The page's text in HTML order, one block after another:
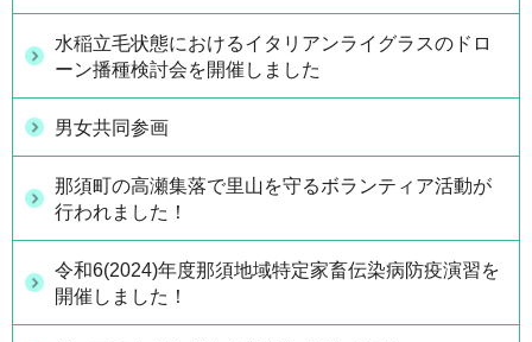
水稲立毛状態におけるイタリアンライグラスのドロ
ーン播種検討会を開催しました
男女共同参画
那須町の高瀬集落で里山を守るボランティア活動が
行われました！
令和6(2024)年度那須地域特定家畜伝染病防疫演習を
開催しました！